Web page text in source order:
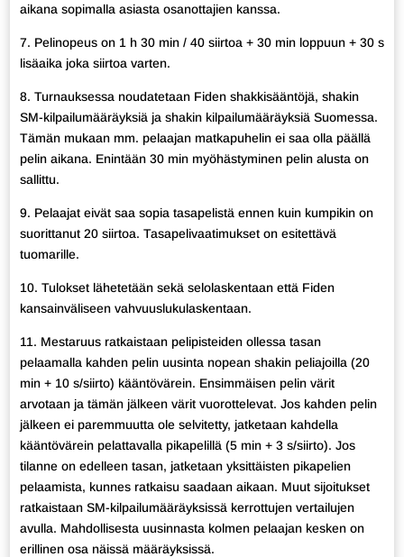
aikana sopimalla asiasta osanottajien kanssa.
7. Pelinopeus on 1 h 30 min / 40 siirtoa + 30 min loppuun + 30 s
lisäaika joka siirtoa varten.
8. Turnauksessa noudatetaan Fiden shakkisääntöjä, shakin
SM-kilpailumääräyksiä ja shakin kilpailumääräyksiä Suomessa.
Tämän mukaan mm. pelaajan matkapuhelin ei saa olla päällä
pelin aikana. Enintään 30 min myöhästyminen pelin alusta on
sallittu.
9. Pelaajat eivät saa sopia tasapelistä ennen kuin kumpikin on
suorittanut 20 siirtoa. Tasapelivaatimukset on esitettävä
tuomarille.
10. Tulokset lähetetään sekä selolaskentaan että Fiden
kansainväliseen vahvuuslukulaskentaan.
11. Mestaruus ratkaistaan pelipisteiden ollessa tasan
pelaamalla kahden pelin uusinta nopean shakin peliajoilla (20
min + 10 s/siirto) kääntövärein. Ensimmäisen pelin värit
arvotaan ja tämän jälkeen värit vuorottelevat. Jos kahden pelin
jälkeen ei paremmuutta ole selvitetty, jatketaan kahdella
kääntövärein pelattavalla pikapelillä (5 min + 3 s/siirto). Jos
tilanne on edelleen tasan, jatketaan yksittäisten pikapelien
pelaamista, kunnes ratkaisu saadaan aikaan. Muut sijoitukset
ratkaistaan SM-kilpailumääräyksissä kerrottujen vertailujen
avulla. Mahdollisesta uusinnasta kolmen pelaajan kesken on
erillinen osa näissä määräyksissä.